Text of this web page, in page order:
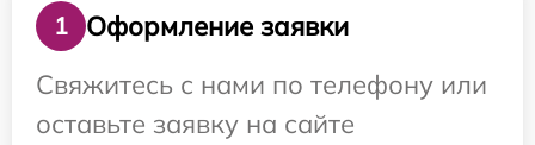
1
Оформление заявки
Свяжитесь с нами по телефону или
оставьте заявку на сайте